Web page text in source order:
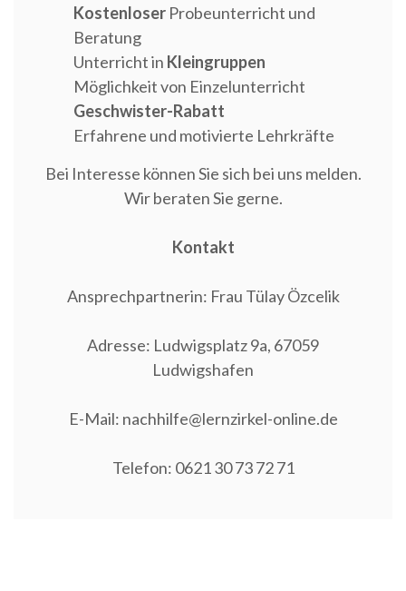
Kostenloser Probeunterricht und
Beratung
Unterricht in Kleingruppen
Möglichkeit von Einzelunterricht
Geschwister-Rabatt
Erfahrene und motivierte Lehrkräfte
Bei Interesse können Sie sich bei uns melden.
Wir beraten Sie gerne.
Kontakt
Ansprechpartnerin: Frau Tülay Özcelik
Adresse: Ludwigsplatz 9a, 67059
Ludwigshafen
E-Mail: nachhilfe@lernzirkel-online.de
Telefon: 0621 30 73 72 71